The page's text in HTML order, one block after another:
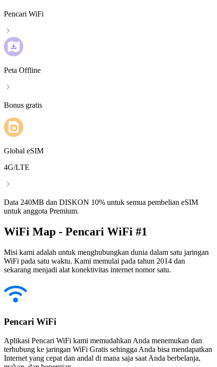
Pencari WiFi
Peta Offline
Bonus gratis
Global eSIM
4G/LTE
Data 240MB dan DISKON 10% untuk semua pembelian eSIM
untuk anggota Premium.
WiFi Map - Pencari WiFi #1
Misi kami adalah untuk menghubungkan dunia dalam satu jaringan
WiFi pada satu waktu. Kami memulai pada tahun 2014 dan
sekarang menjadi alat konektivitas internet nomor satu.
Pencari WiFi
Aplikasi Pencari WiFi kami memudahkan Anda menemukan dan
terhubung ke jaringan WiFi Gratis sehingga Anda bisa mendapatkan
Internet yang cepat dan andal di mana saja saat Anda berbelanja,